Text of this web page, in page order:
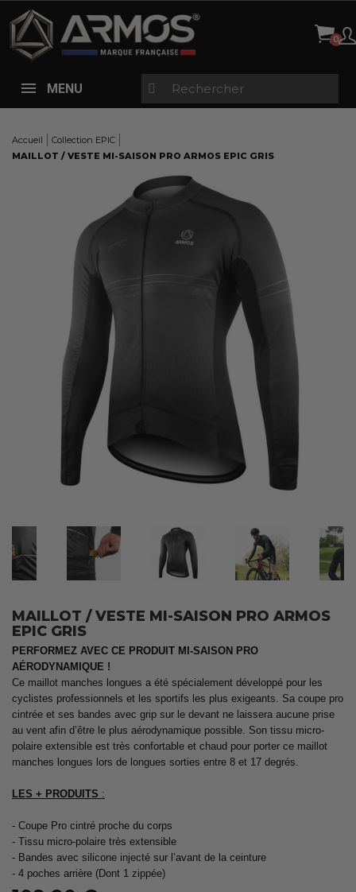
MENU
Accueil
Collection EPIC
MAILLOT / VESTE MI-SAISON PRO ARMOS EPIC GRIS
MAILLOT / VESTE MI-SAISON PRO ARMOS
EPIC GRIS
PERFORMEZ AVEC CE PRODUIT MI-SAISON PRO
AÉRODYNAMIQUE !
Ce maillot manches longues a été spécialement développé pour les
cyclistes professionnels et les sportifs les plus exigeants. Sa coupe pro
cintrée et ses bandes avec grip sur le devant ne laissera aucune prise
au vent afin d’être le plus aérodynamique possible. Son tissu micro-
polaire extensible est très confortable et chaud pour porter ce maillot
manches longues lors de longues sorties entre 8 et 17 degrés.
LES + PRODUITS :
- Coupe Pro cintré proche du corps
- Tissu micro-polaire très extensible
- Bandes avec silicone injecté sur l’avant de la ceinture
- 4 poches arrière (Dont 1 zippée)
Panneau de gestion des cookies